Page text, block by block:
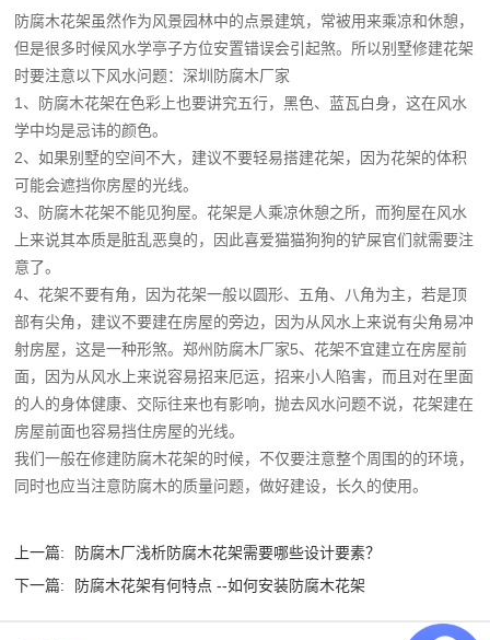
防腐木花架虽然作为风景园林中的点景建筑，常被用来乘凉和休憩，
但是很多时候风水学亭子方位安置错误会引起煞。所以别墅修建花架
时要注意以下风水问题：深圳防腐木厂家
1、防腐木花架在色彩上也要讲究五行，黑色、蓝瓦白身，这在风水
学中均是忌讳的颜色。
2、如果别墅的空间不大，建议不要轻易搭建花架，因为花架的体积
可能会遮挡你房屋的光线。
3、防腐木花架不能见狗屋。花架是人乘凉休憩之所，而狗屋在风水
上来说其本质是脏乱恶臭的，因此喜爱猫猫狗狗的铲屎官们就需要注
意了。
4、花架不要有角，因为花架一般以圆形、五角、八角为主，若是顶
部有尖角，建议不要建在房屋的旁边，因为从风水上来说有尖角易冲
射房屋，这是一种形煞。郑州防腐木厂家5、花架不宜建立在房屋前
面，因为从风水上来说容易招来厄运，招来小人陷害，而且对在里面
的人的身体健康、交际往来也有影响，抛去风水问题不说，花架建在
房屋前面也容易挡住房屋的光线。
我们一般在修建防腐木花架的时候，不仅要注意整个周围的的环境，
同时也应当注意防腐木的质量问题，做好建设，长久的使用。
上一篇:
防腐木厂浅析防腐木花架需要哪些设计要素？
下一篇:
防腐木花架有何特点 --如何安装防腐木花架